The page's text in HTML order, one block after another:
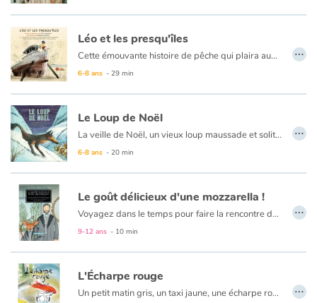
Léo et les presqu'îles
Cette émouvante histoire de pêche qui plaira aux petits comme aux grands raconte le fabuleux voyage de Léo dans le monde des cinq presqu’îles. Léo est le fils d’un pêcheur disparu en mer et c’est maintenant à son tour de devenir le capitaine d’un grand bateau. Pour ce faire, il a besoin d’un navire, d’une voile, d’un filet et d’une ancre ! En chemin, il se fait de nouveaux amis qui vont lui offrir leur aide. Magnifiquement illustrés, les personnages hauts en couleur sont aussi présentés dans les chansons de matelots qui accompagnent le livre. Ho hisse ! Un conte universel sur la solidarité et l’importance des liens familiaux.
6-8 ans - 29 min
…
Le Loup de Noël
La veille de Noël, un vieux loup maussade et solitaire est attiré par les lumières qui brillent dans l’église d’un village. Affamé, le loup se précipite. Il veut manger l’enfant couché dans la crèche! Heureusement, le curé est là… Ce conte du terroir à lire au coin du feu est accompagné de reels et de valses inspirés du répertoire folklorique québécois. Sortez vos violons ! Le conte est suivi d’un réveillon musical comme dans le bon vieux temps qui fera hurler et danser tous les petits loups.
6-8 ans - 20 min
…
Le goût délicieux d'une mozzarella !
Voyagez dans le temps pour faire la rencontre de Piotr Ilitch Tchaïkovsky en suivant Minime, une charmante petite souris qui raffole du fromage et de la musique ! Sasha et Bobik attendent impatiemment l’arrivée de leur oncle préféré qui vient les rejoindre pour les vacances. Ce musicien de grand talent n’est pas comme les autres grandes personnes : à chaque visite, il leur apporte des cadeaux et semble avoir tout le temps du monde pour eux. Pourtant, cette fois, les enfants auront du mal à cacher leur déception en recevant un simple cahier de musique. Comment pouvaient-ils savoir que les nouveaux morceaux créés pour eux feraient un jour le bonheur des enfants dans le monde entier ?
9-12 ans - 10 min
…
L'Écharpe rouge
Un petit matin gris, un taxi jaune, une écharpe rouge. Et le cirque commence... …